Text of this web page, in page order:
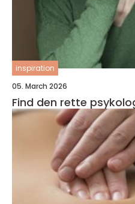
inspiration
05. March 2026
Find den rette